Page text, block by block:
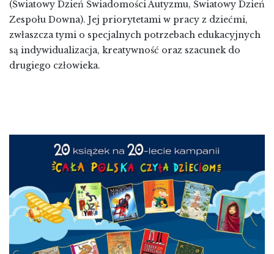
(Światowy Dzień Świadomości Autyzmu, Światowy Dzień
Zespołu Downa). Jej priorytetami w pracy z dziećmi,
zwłaszcza tymi o specjalnych potrzebach edukacyjnych
są indywidualizacja, kreatywność oraz szacunek do
drugiego człowieka.